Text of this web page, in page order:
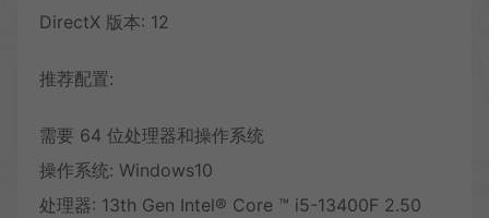
DirectX 版本: 12
推荐配置:
需要 64 位处理器和操作系统
操作系统: Windows10
处理器: 13th Gen Intel® Core ™ i5-13400F 2.50